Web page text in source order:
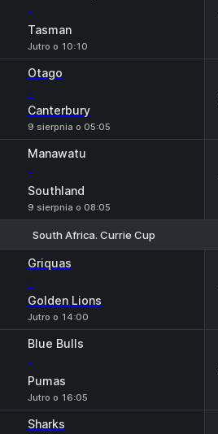
-
Tasman
Jutro o 10:10
Otago
-
Canterbury
9 sierpnia o 05:05
Manawatu
-
Southland
9 sierpnia o 08:05
South Africa. Currie Cup
Griquas
-
Golden Lions
Jutro o 14:00
Blue Bulls
-
Pumas
Jutro o 16:05
Sharks